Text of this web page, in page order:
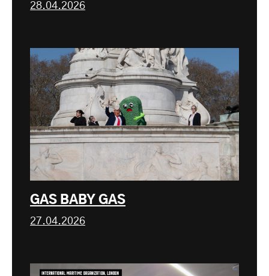
28.04.2026
GAS BABY GAS
27.04.2026